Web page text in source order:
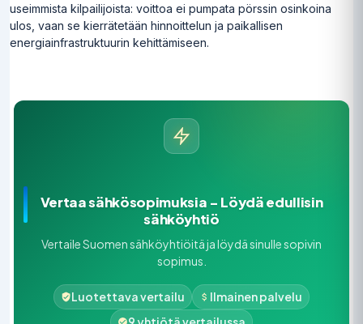
useimmista kilpailijoista: voittoa ei pumpata pörssin osinkoina
ulos, vaan se kierrätetään hinnoittelun ja paikallisen
energiainfrastruktuurin kehittämiseen.
Vertaa sähkösopimuksia – Löydä edullisin
sähköyhtiö
Vertaile Suomen sähköyhtiöitä ja löydä sinulle sopivin
sopimus.
Luotettava vertailu
Ilmainen palvelu